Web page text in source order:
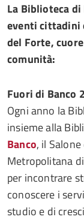
La Biblioteca
eventi cittadini
del Forte,
comunità:
Fuori di Banco
Ogni anno la
insieme alla
Banco, il
Metropolitana
per incontrare
conoscere i
studio e di